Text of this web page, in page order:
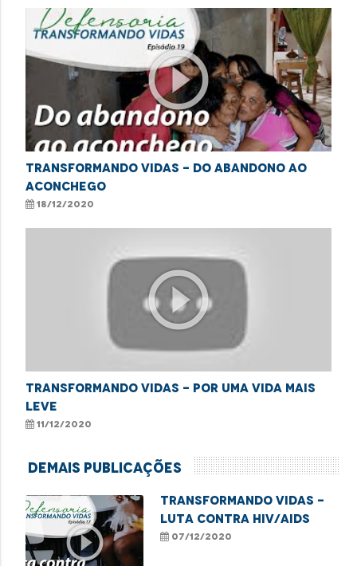
play_circle_outline
Transformando Vidas - Do abandono ao
aconchego
18/12/2020
play_circle_outline
TRANSFORMANDO VIDAS - POR UMA VIDA MAIS
LEVE
11/12/2020
Demais Publicações
play_circle_outline
TRANSFORMANDO VIDAS -
LUTA CONTRA HIV/AIDS
07/12/2020